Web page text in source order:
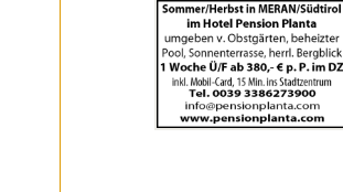
der
Anzeige
2056986
anzeigen
|
Info: